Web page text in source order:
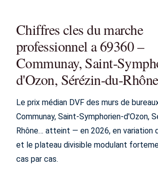
Chiffres cles du marche
professionnel a 69360 –
Communay, Saint-
d'Ozon, Sérézin-du-
Le prix médian DVF des murs de
Communay, Saint-Symphorien-d'Ozon,
Rhône… atteint — en 2026, en variation
et le plateau divisible modulant
cas par cas.